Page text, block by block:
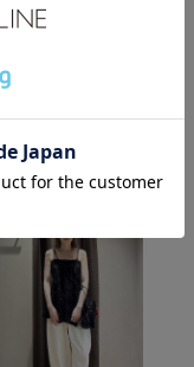
ワンピース
品
2WAYで使える
工 カジュアル
シグネチャーアイテム